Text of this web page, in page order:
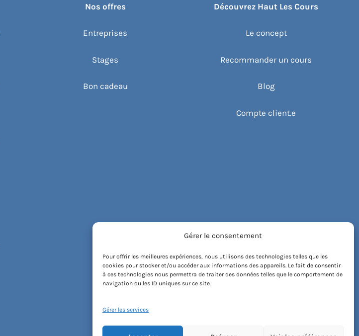
Gérer le consentement
Pour offrir les meilleures expériences, nous utilisons des technologies telles que les
cookies pour stocker et/ou accéder aux informations des appareils. Le fait de consentir
à ces technologies nous permettra de traiter des données telles que le comportement de
navigation ou les ID uniques sur ce site.
Gérer les services
Nos offres
Entreprises
Stages
Bon cadeau
Découvrez Haut Les Cours
Le concept
Recommander un cours
Blog
Compte client.e